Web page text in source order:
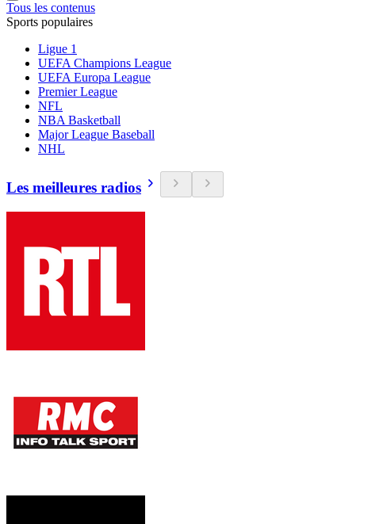
Tous les contenus
Sports populaires
Ligue 1
UEFA Champions League
UEFA Europa League
Premier League
NFL
NBA Basketball
Major League Baseball
NHL
Les meilleures radios